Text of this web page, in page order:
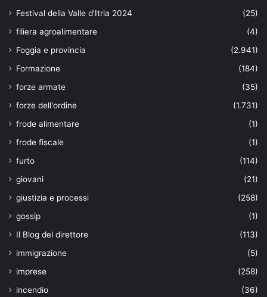
Festival della Valle d'Itria 2024
(25)
filiera agroalimentare
(4)
Foggia e provincia
(2.941)
Formazione
(184)
forze armate
(35)
forze dell'ordine
(1.731)
frode alimentare
(1)
frode fiscale
(1)
furto
(114)
giovani
(21)
giustizia e processi
(258)
gossip
(1)
Il Blog del direttore
(113)
immigrazione
(5)
imprese
(258)
incendio
(36)